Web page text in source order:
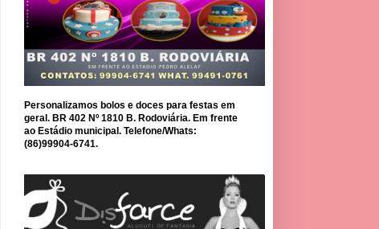
Personalizamos bolos e doces para festas em
geral. BR 402 Nº 1810 B. Rodoviária. Em frente
ao Estádio municipal. Telefone/Whats:
(86)99904-6741.